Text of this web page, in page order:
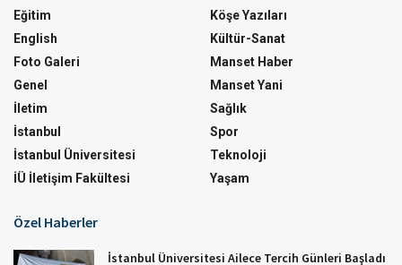
Eğitim
English
Foto Galeri
Genel
İletim
İstanbul
İstanbul Üniversitesi
İÜ İletişim Fakültesi
Köşe Yazıları
Kültür-Sanat
Manset Haber
Manset Yani
Sağlık
Spor
Teknoloji
Yaşam
Özel Haberler
İstanbul Üniversitesi Ailece Tercih Günleri Başladı